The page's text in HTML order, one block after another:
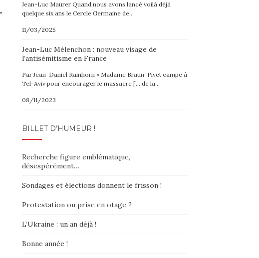
Jean-Luc Maurer Quand nous avons lancé voilà déjà
quelque six ans le Cercle Germaine de…
11/03/2025
Jean-Luc Mélenchon : nouveau visage de
l’antisémitisme en France
Par Jean-Daniel Rainhorn « Madame Braun-Pivet campe à
Tel-Aviv pour encourager le massacre [… de la…
08/11/2023
BILLET D’HUMEUR !
Recherche figure emblématique,
désespérément…
Sondages et élections donnent le frisson !
Protestation ou prise en otage ?
L’Ukraine : un an déjà !
Bonne année !